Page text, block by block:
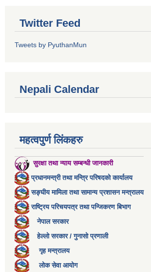
Twitter Feed
Tweets by PyuthanMun
Nepali Calendar
महत्वपुर्ण लिंकहरु
सुरक्षा तथा न्याय सम्बन्धी जानकारी
प्रधानमन्त्री तथा मन्त्रि परिषदको कार्यालय
सङ्घीय मामिला तथा सामान्य प्रशासन मन्त्रालय
राष्ट्रिय परिचयपत्र तथा पन्जिकरण बिभाग
नेपाल सरकार
हेल्लो सरकार / गुनासो प्रणाली
गृह मन्त्रालय
लोक सेवा आयोग